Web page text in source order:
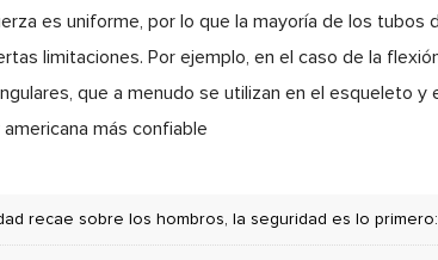
es uniforme, por lo que la mayoría de los
limitaciones. Por ejemplo, en el caso de la
que a menudo se utilizan en el esqueleto y
más confiable
sobre los hombros, la seguridad es lo primero: Centerway Steel